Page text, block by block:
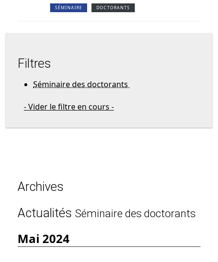
SÉMINAIRE DOCTORANTS
Filtres
Séminaire des doctorants
- Vider le filtre en cours -
Archives
Actualités Séminaire des doctorants
mai 2024